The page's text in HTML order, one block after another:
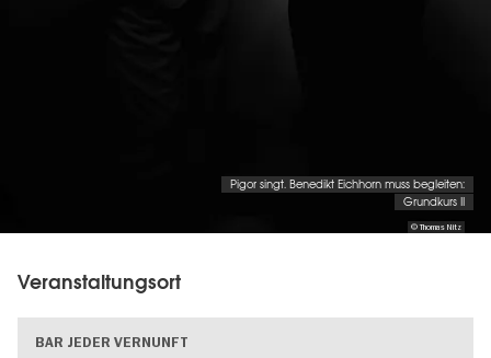
© Thomas Nitz
Pigor singt. Benedikt Eichhorn muss begleiten:
Grundkurs II
Veranstaltungsort
BAR JEDER VERNUNFT